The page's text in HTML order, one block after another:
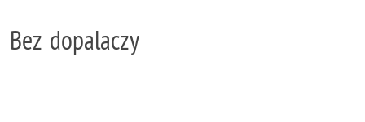
Bez dopalaczy